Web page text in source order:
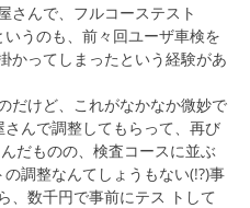
さんで、フルコーステスト
いうのも、前々回ユーザ車検を
かってしまったという経験があ
だけど、これがなかなか微妙で
んで調整してもらって、再び
だものの、検査コースに並ぶ
調整なんてしょうもない(!?)事
、数千円で事前にテス トして